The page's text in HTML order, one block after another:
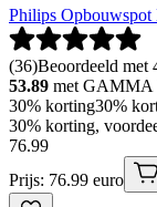
Philips
(36)Beoordeeld met
53.89 met GAMMA
30% korting30%
30% korting,
76.99
Prijs: 76.99 euro